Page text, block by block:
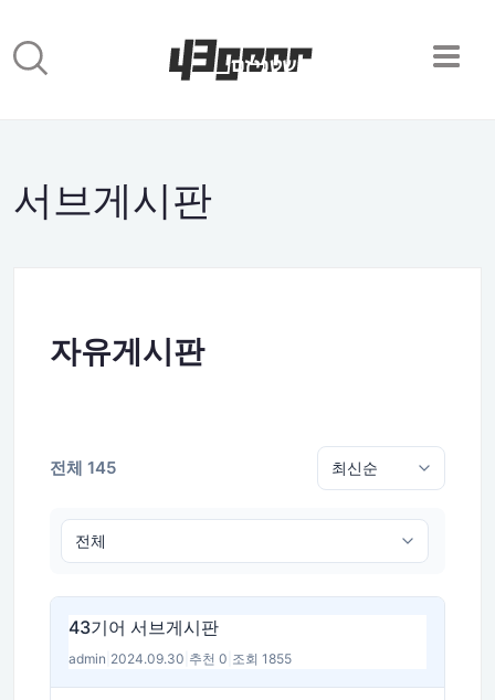
서브게시판
자유게시판
전체 145
43기어 서브게시판
admin 2024.09.30 추천 0 조회 1855